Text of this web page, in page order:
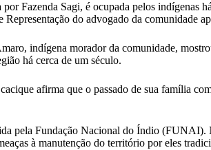
Fazenda Sagi, é ocupada pelos indígenas
Representação do advogado da comunidade
indígena morador da comunidade,
há cerca de um século.
afirma que o passado de sua família
pela Fundação Nacional do Índio
à manutenção do território por eles